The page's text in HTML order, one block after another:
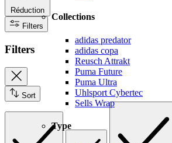
Collections
adidas predator
adidas copa
Reusch Attrakt
Puma Future
Puma Ultra
Uhlsport Cybertec
Sells Wrap
Type
Réduction
Filters
Filters
Sort